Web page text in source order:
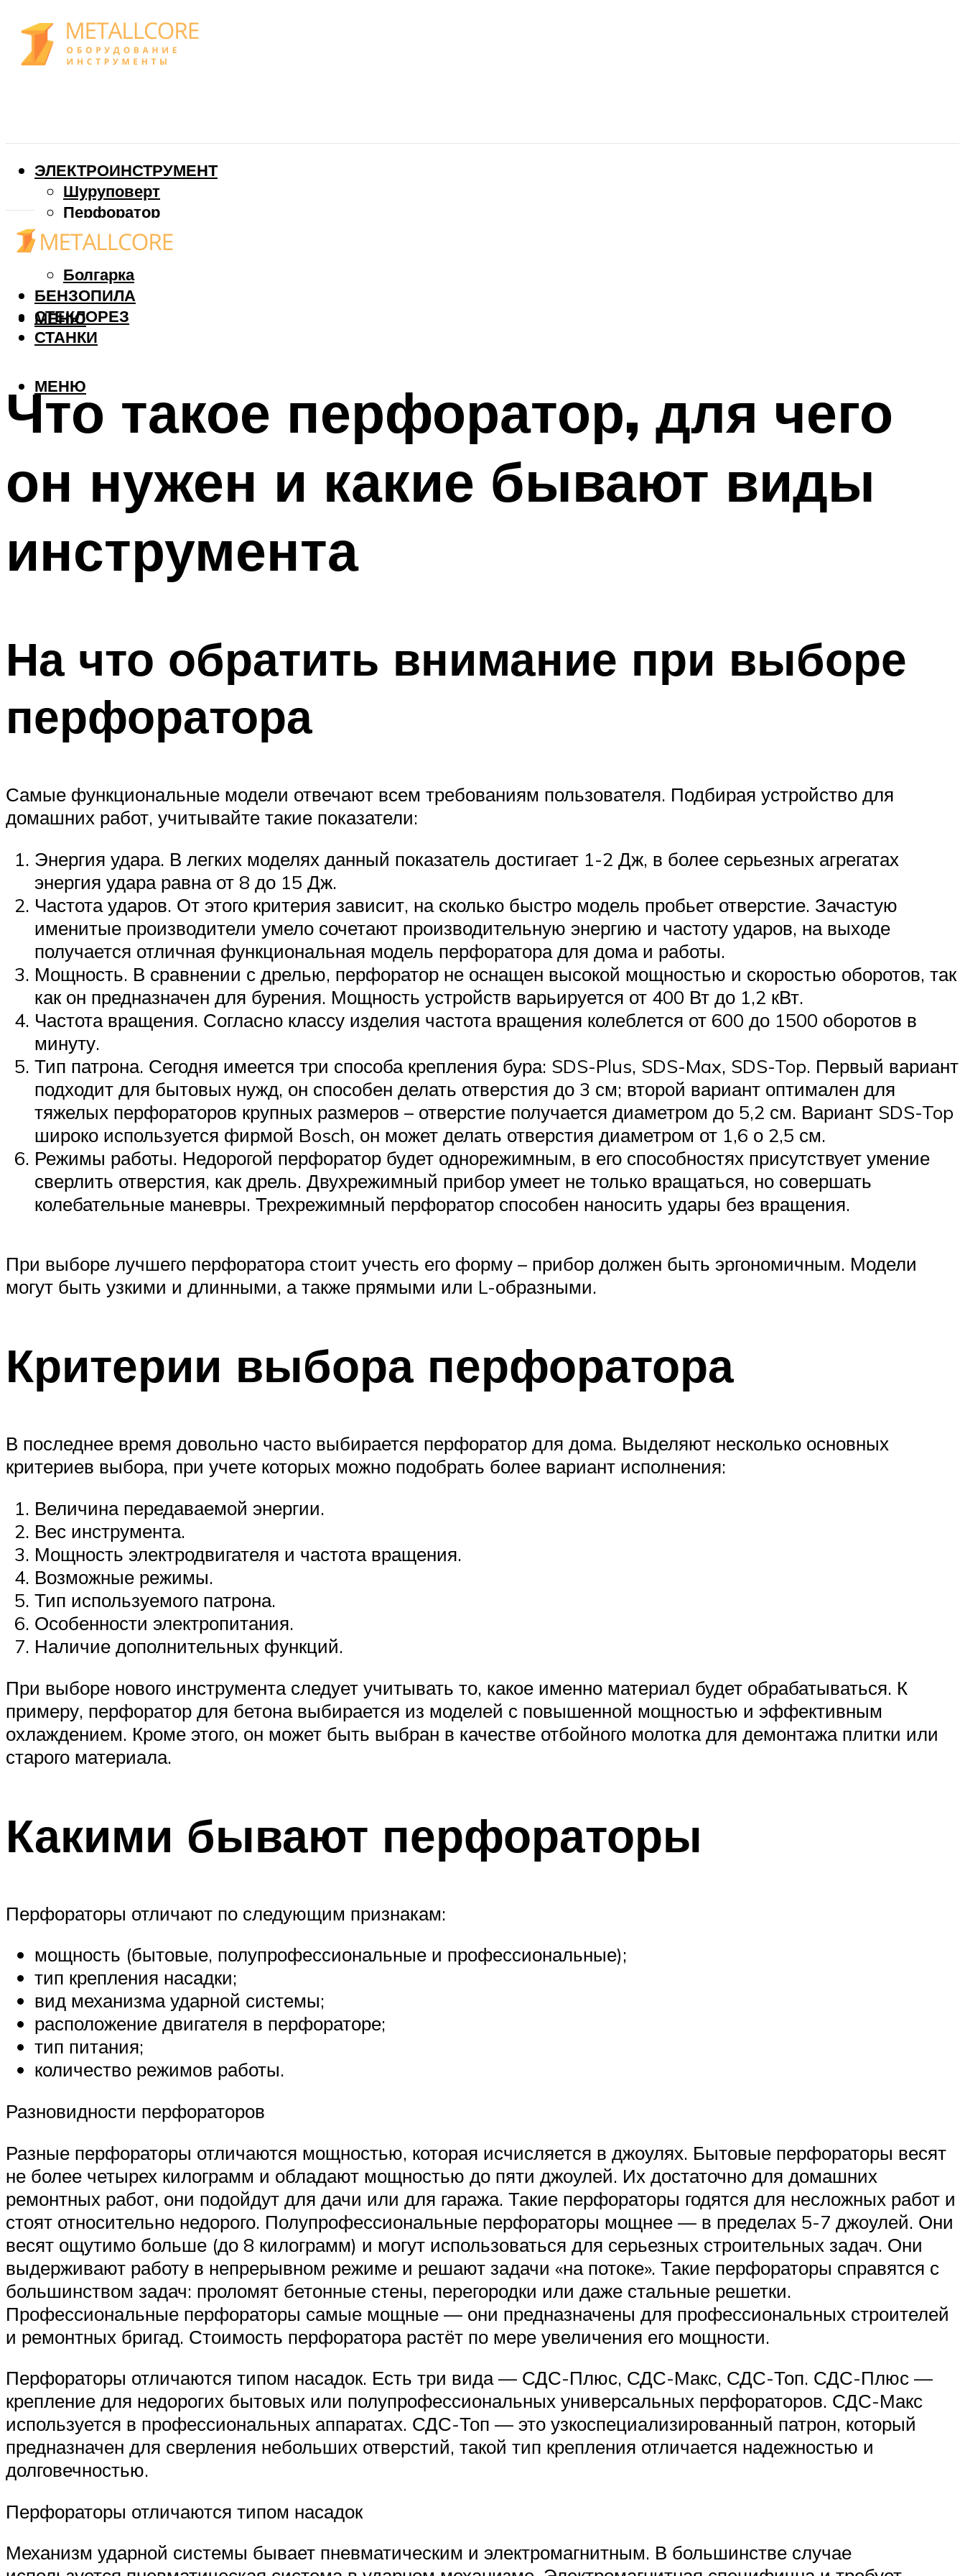
ЭЛЕКТРОИНСТРУМЕНТ
Шуруповерт
Перфоратор
Дрель
Фрезер
Болгарка
БЕНЗОПИЛА
СТЕКЛОРЕЗ
СТАНКИ
МЕНЮ
МЕНЮ
Что такое перфоратор, для чего
он нужен и какие бывают виды
инструмента
На что обратить внимание при выборе
перфоратора
Самые функциональные модели отвечают всем требованиям пользователя. Подбирая устройство для
домашних работ, учитывайте такие показатели:
Энергия удара. В легких моделях данный показатель достигает 1-2 Дж, в более серьезных агрегатах
энергия удара равна от 8 до 15 Дж.
Частота ударов. От этого критерия зависит, на сколько быстро модель пробьет отверстие. Зачастую
именитые производители умело сочетают производительную энергию и частоту ударов, на выходе
получается отличная функциональная модель перфоратора для дома и работы.
Мощность. В сравнении с дрелью, перфоратор не оснащен высокой мощностью и скоростью оборотов, так
как он предназначен для бурения. Мощность устройств варьируется от 400 Вт до 1,2 кВт.
Частота вращения. Согласно классу изделия частота вращения колеблется от 600 до 1500 оборотов в
минуту.
Тип патрона. Сегодня имеется три способа крепления бура: SDS-Plus, SDS-Max, SDS-Top. Первый вариант
подходит для бытовых нужд, он способен делать отверстия до 3 см; второй вариант оптимален для
тяжелых перфораторов крупных размеров – отверстие получается диаметром до 5,2 см. Вариант SDS-Top
широко используется фирмой Bosch, он может делать отверстия диаметром от 1,6 о 2,5 см.
Режимы работы. Недорогой перфоратор будет однорежимным, в его способностях присутствует умение
сверлить отверстия, как дрель. Двухрежимный прибор умеет не только вращаться, но совершать
колебательные маневры. Трехрежимный перфоратор способен наносить удары без вращения.
При выборе лучшего перфоратора стоит учесть его форму – прибор должен быть эргономичным. Модели
могут быть узкими и длинными, а также прямыми или L-образными.
Критерии выбора перфоратора
В последнее время довольно часто выбирается перфоратор для дома. Выделяют несколько основных
критериев выбора, при учете которых можно подобрать более вариант исполнения:
Величина передаваемой энергии.
Вес инструмента.
Мощность электродвигателя и частота вращения.
Возможные режимы.
Тип используемого патрона.
Особенности электропитания.
Наличие дополнительных функций.
При выборе нового инструмента следует учитывать то, какое именно материал будет обрабатываться. К
примеру, перфоратор для бетона выбирается из моделей с повышенной мощностью и эффективным
охлаждением. Кроме этого, он может быть выбран в качестве отбойного молотка для демонтажа плитки или
старого материала.
Какими бывают перфораторы
Перфораторы отличают по следующим признакам:
мощность (бытовые, полупрофессиональные и профессиональные);
тип крепления насадки;
вид механизма ударной системы;
расположение двигателя в перфораторе;
тип питания;
количество режимов работы.
Разновидности перфораторов
Разные перфораторы отличаются мощностью, которая исчисляется в джоулях. Бытовые перфораторы весят
не более четырех килограмм и обладают мощностью до пяти джоулей. Их достаточно для домашних
ремонтных работ, они подойдут для дачи или для гаража. Такие перфораторы годятся для несложных работ и
стоят относительно недорого. Полупрофессиональные перфораторы мощнее — в пределах 5-7 джоулей. Они
весят ощутимо больше (до 8 килограмм) и могут использоваться для серьезных строительных задач. Они
выдерживают работу в непрерывном режиме и решают задачи «на потоке». Такие перфораторы справятся с
большинством задач: проломят бетонные стены, перегородки или даже стальные решетки.
Профессиональные перфораторы самые мощные — они предназначены для профессиональных строителей
и ремонтных бригад. Стоимость перфоратора растёт по мере увеличения его мощности.
Перфораторы отличаются типом насадок. Есть три вида — СДС-Плюс, СДС-Макс, СДС-Топ. СДС-Плюс —
крепление для недорогих бытовых или полупрофессиональных универсальных перфораторов. СДС-Макс
используется в профессиональных аппаратах. СДС-Топ — это узкоспециализированный патрон, который
предназначен для сверления небольших отверстий, такой тип крепления отличается надежностью и
долговечностью.
Перфораторы отличаются типом насадок
Механизм ударной системы бывает пневматическим и электромагнитным. В большинстве случае